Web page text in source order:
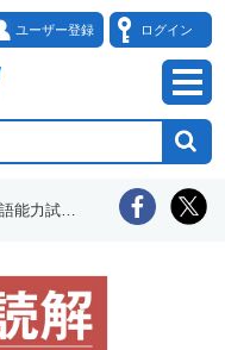
ユーザー登録 ログイン
試験Ｎ２